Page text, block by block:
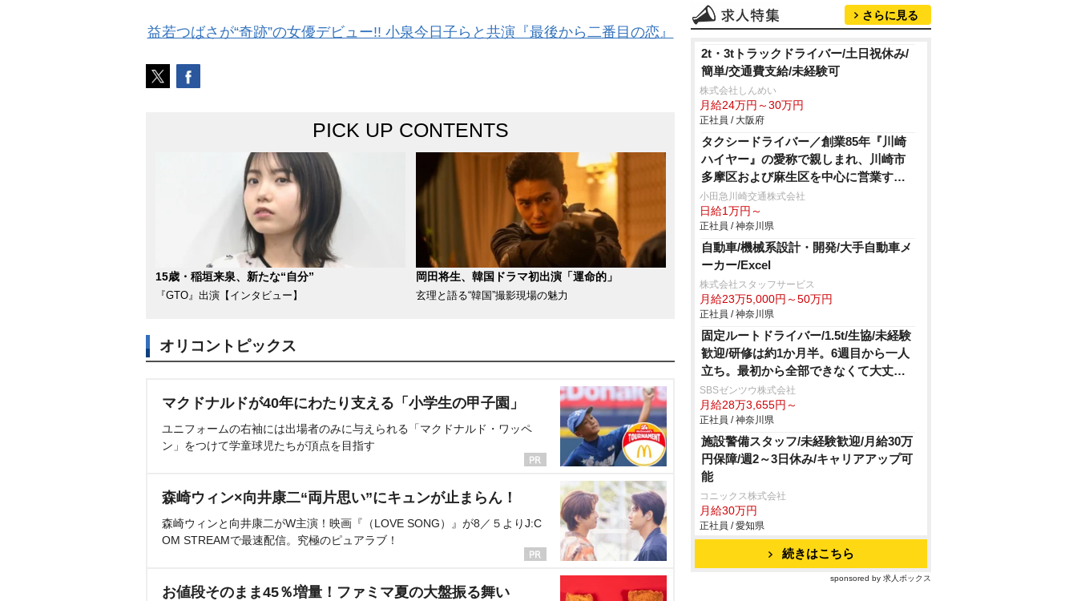
益若つばさが“奇跡”の女優デビュー!! 小泉今日子らと共演『最後から二番目の恋』
PICK UP CONTENTS
15歳・稲垣来泉、新たな“自分”
『GTO』出演【インタビュー】
岡田将生、韓国ドラマ初出演「運命的」
玄理と語る“韓国”撮影現場の魅力
オリコントピックス
マクドナルドが40年にわたり支える「小学生の甲子園」
ユニフォームの右袖には出場者のみに与えられる「マクドナルド・ワッペ
ン」をつけて学童球児たちが頂点を目指す
森崎ウィン×向井康二“両片思い”にキュンが止まらん！
森崎ウィンと向井康二がW主演！映画『（LOVE SONG）』が8／５よりJ:C
OM STREAMで最速配信。究極のピュアラブ！
お値段そのまま45％増量！ファミマ夏の大盤振る舞い
さらに見る
2t・3tトラックドライバー/土日祝休み/
簡単/交通費支給/未経験可
株式会社しんめい
月給24万円～30万円
正社員 / 大阪府
タクシードライバー／創業85年『川崎
ハイヤー』の愛称で親しまれ、川崎市
多摩区および麻生区を中心に営業する
信頼と実績のある小田急グループのタ
クシー会社！
小田急川崎交通株式会社
日給1万円～
正社員 / 神奈川県
自動車/機械系設計・開発/大手自動車メ
ーカー/Excel
株式会社スタッフサービス
月給23万5,000円～50万円
正社員 / 神奈川県
固定ルートドライバー/1.5t/生協/未経験
歓迎/研修は約1か月半。6週目から一人
立ち。最初から全部できなくて大丈
夫。by所長
SBSゼンツウ株式会社
月給28万3,655円～
正社員 / 神奈川県
施設警備スタッフ/未経験歓迎/月給30万
円保障/週2～3日休み/キャリアアップ可
能
コニックス株式会社
月給30万円
正社員 / 愛知県
続きはこちら
sponsored by 求人ボックス